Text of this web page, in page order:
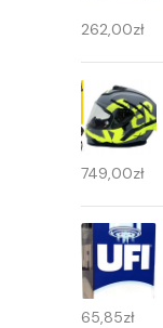
262,00zł
749,00zł
65,85zł